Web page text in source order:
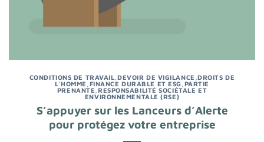
CONDITIONS DE TRAVAIL ,DEVOIR DE VIGILANCE ,DROITS DE
L'HOMME FINANCE DURABLE ET ESG PARTIE
PRENANTE RESPONSABILITÉ SOCIÉTALE ET
ENVIRONNEMENTALE (RSE)
S’appuyer sur les Lanceurs d’Alerte
pour protégez votre entreprise